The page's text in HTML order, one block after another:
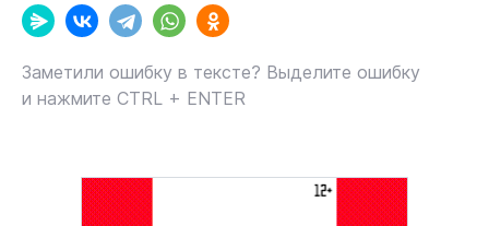
Заметили ошибку в тексте? Выделите ошибку
и нажмите CTRL + ENTER